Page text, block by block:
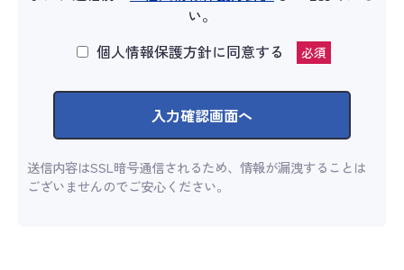
い。
個人情報保護方針に同意する
必須
送信内容はSSL暗号通信されるため、情報が漏洩することは
ございませんのでご安心ください。